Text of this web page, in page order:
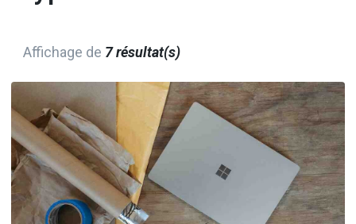
Affichage de 7 résultat(s)